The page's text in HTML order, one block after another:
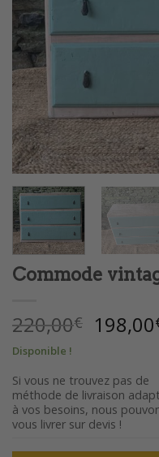
Commode
220,00€ Le
prix
était :
198,00
Disponible !
Si vous ne trouvez pas de
méthode de livraison
à vos besoins, nous
vous livrer sur devis !